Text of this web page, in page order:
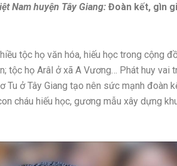
Nam huyện Tây Giang: Đoàn kết, gìn
tộc họ văn hóa, hiếu học trong cộng
tộc họ Arâl ở xã A Vương… Phát huy vai
ở Tây Giang tạo nên sức mạnh đoàn
cháu hiếu học, gương mẫu xây dựng